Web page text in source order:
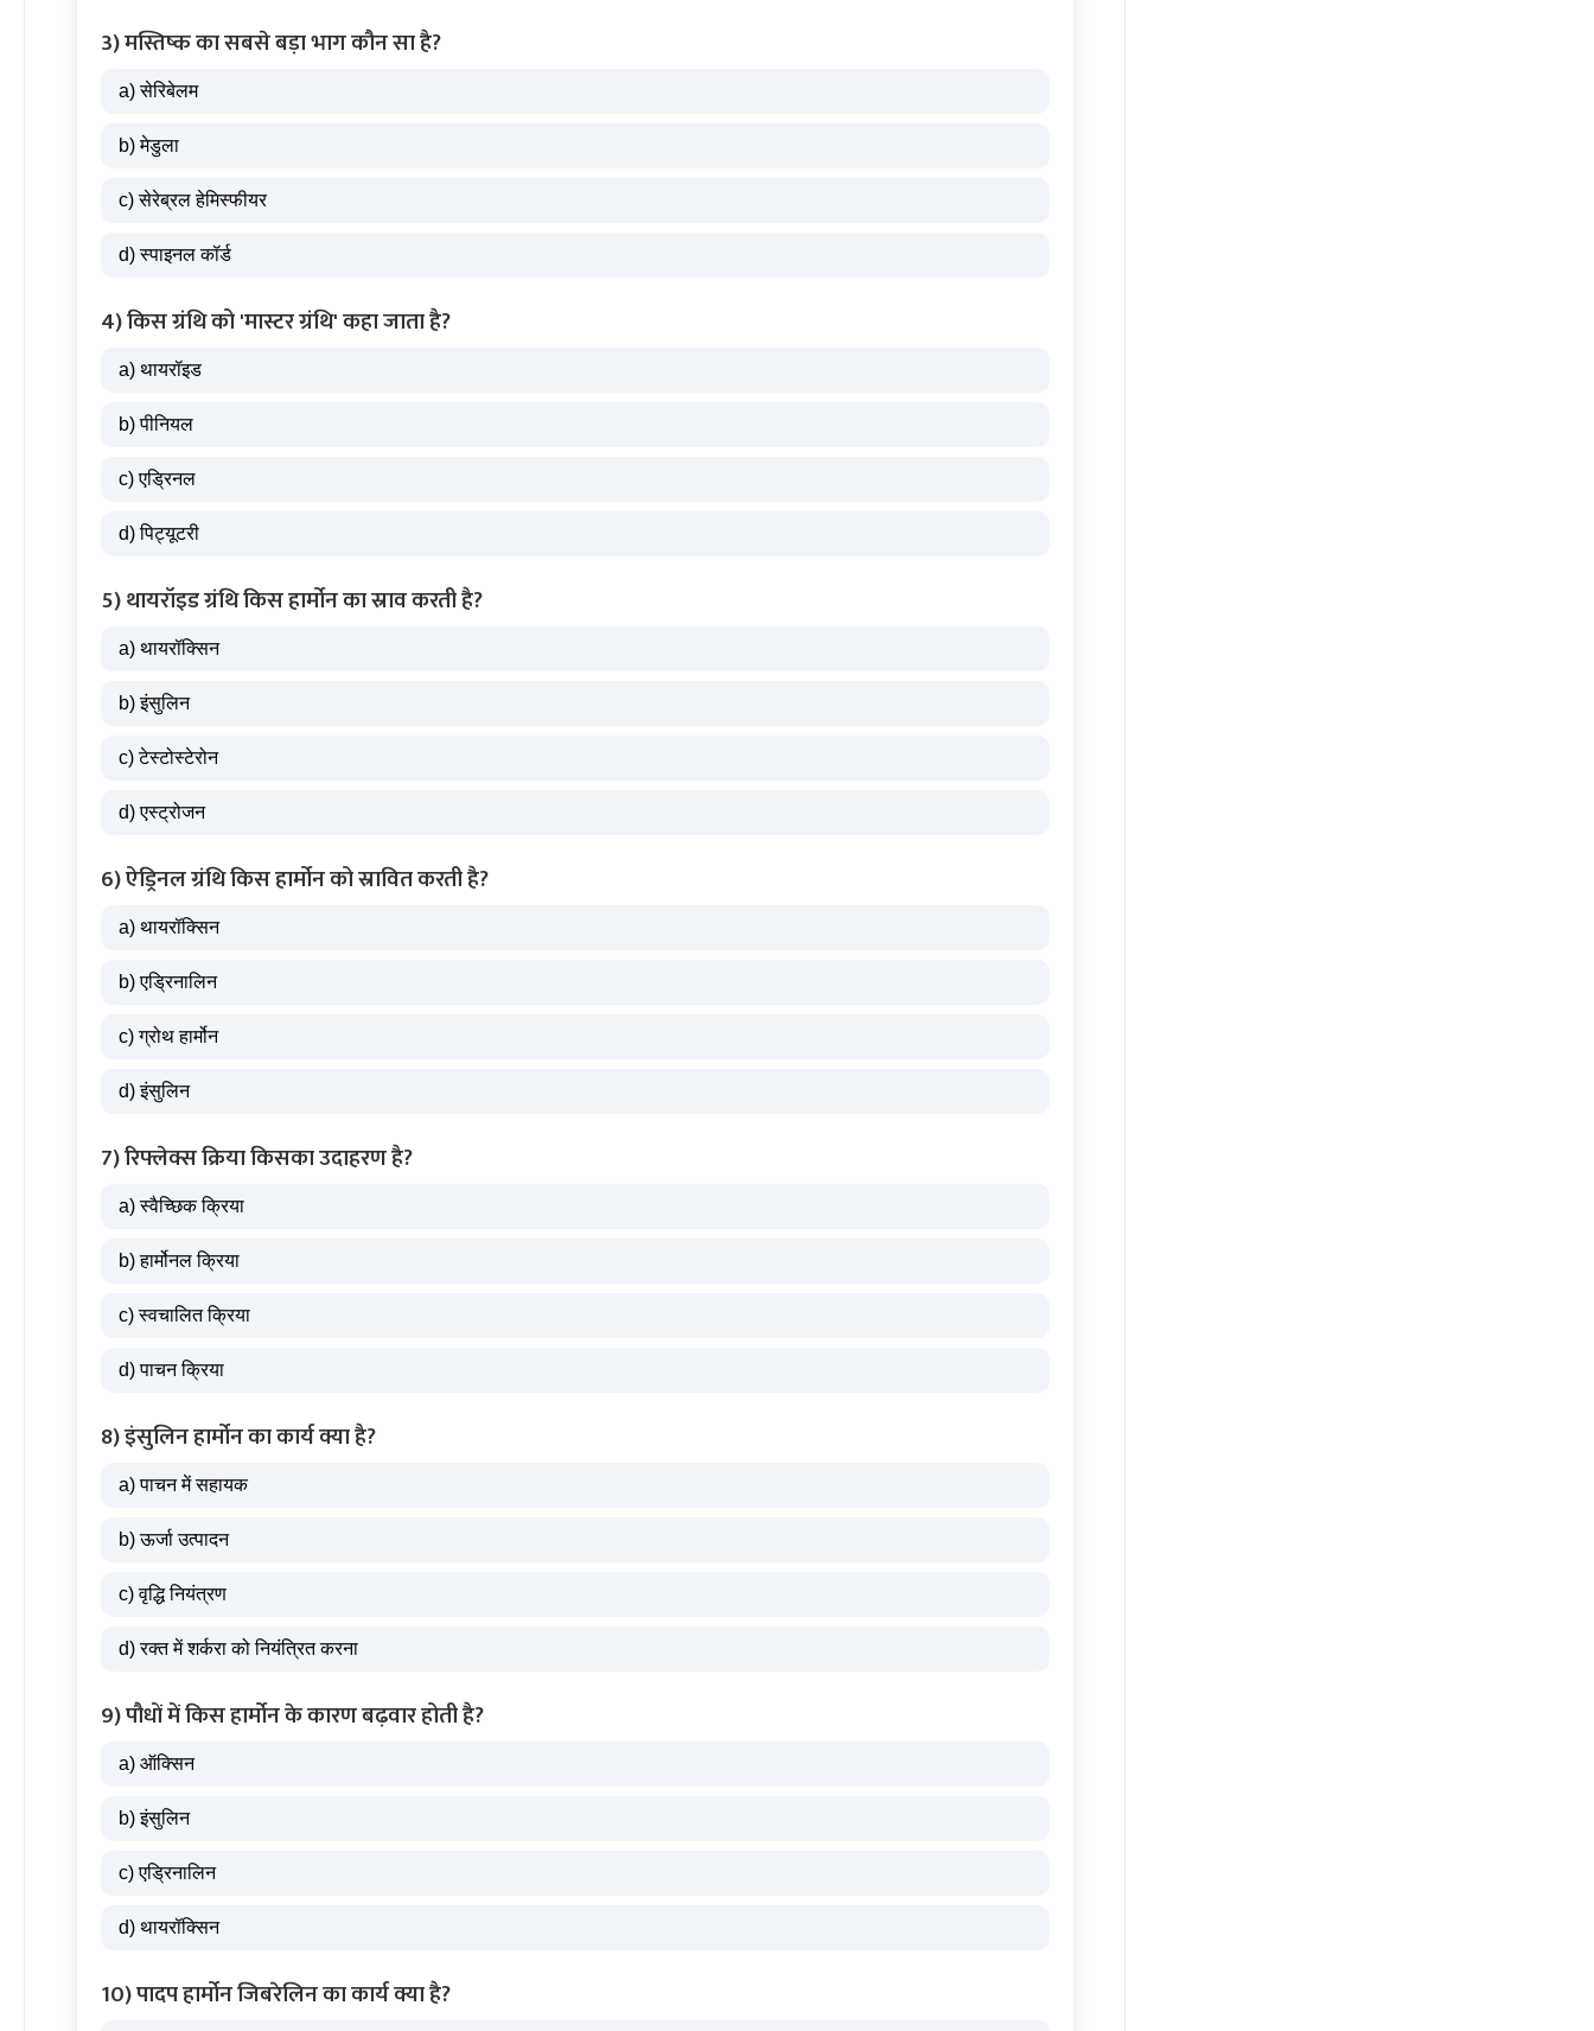
3) मस्तिष्क का सबसे बड़ा भाग कौन सा है?
a) सेरिबेलम
b) मेडुला
c) सेरेब्रल हेमिस्फीयर
d) स्पाइनल कॉर्ड
4) किस ग्रंथि को 'मास्टर ग्रंथि' कहा जाता है?
a) थायरॉइड
b) पीनियल
c) एड्रिनल
d) पिट्यूटरी
5) थायरॉइड ग्रंथि किस हार्मोन का स्राव करती है?
a) थायरॉक्सिन
b) इंसुलिन
c) टेस्टोस्टेरोन
d) एस्ट्रोजन
6) ऐड्रिनल ग्रंथि किस हार्मोन को स्रावित करती है?
a) थायरॉक्सिन
b) एड्रिनालिन
c) ग्रोथ हार्मोन
d) इंसुलिन
7) रिफ्लेक्स क्रिया किसका उदाहरण है?
a) स्वैच्छिक क्रिया
b) हार्मोनल क्रिया
c) स्वचालित क्रिया
d) पाचन क्रिया
8) इंसुलिन हार्मोन का कार्य क्या है?
a) पाचन में सहायक
b) ऊर्जा उत्पादन
c) वृद्धि नियंत्रण
d) रक्त में शर्करा को नियंत्रित करना
9) पौधों में किस हार्मोन के कारण बढ़वार होती है?
a) ऑक्सिन
b) इंसुलिन
c) एड्रिनालिन
d) थायरॉक्सिन
10) पादप हार्मोन जिबरेलिन का कार्य क्या है?